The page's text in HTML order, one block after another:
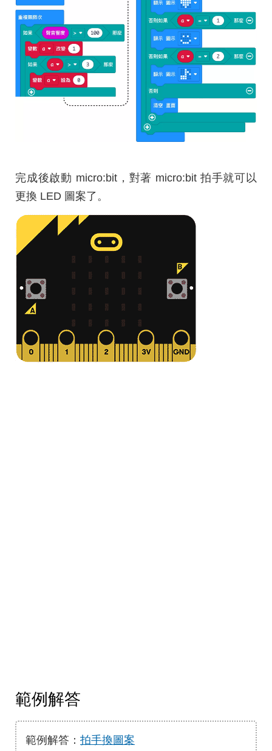
完成後啟動 micro:bit，對著 micro:bit 拍手就可以
更換 LED 圖案了。
範例解答
範例解答： 拍手換圖案